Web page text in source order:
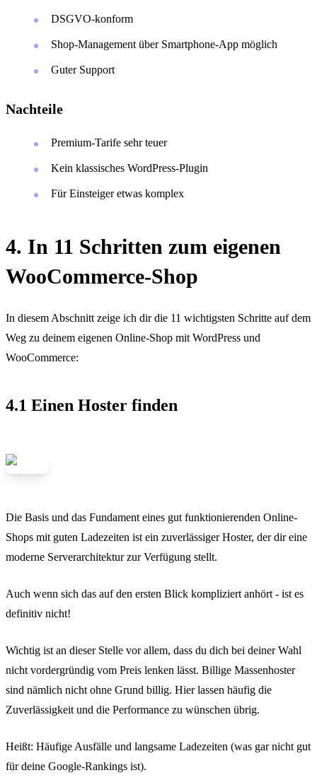
DSGVO-konform
Shop-Management über Smartphone-App möglich
Guter Support
Nachteile
Premium-Tarife sehr teuer
Kein klassisches WordPress-Plugin
Für Einsteiger etwas komplex
4. In 11 Schritten zum eigenen
WooCommerce-Shop
In diesem Abschnitt zeige ich dir die 11 wichtigsten Schritte auf dem
Weg zu deinem eigenen Online-Shop mit WordPress und
WooCommerce:
4.1 Einen Hoster finden
Die Basis und das Fundament eines gut funktionierenden Online-
Shops mit guten Ladezeiten ist ein zuverlässiger Hoster, der dir eine
moderne Serverarchitektur zur Verfügung stellt.
Auch wenn sich das auf den ersten Blick kompliziert anhört - ist es
definitiv nicht!
Wichtig ist an dieser Stelle vor allem, dass du dich bei deiner Wahl
nicht vordergründig vom Preis lenken lässt. Billige Massenhoster
sind nämlich nicht ohne Grund billig. Hier lassen häufig die
Zuverlässigkeit und die Performance zu wünschen übrig.
Heißt: Häufige Ausfälle und langsame Ladezeiten (was gar nicht gut
für deine Google-Rankings ist).